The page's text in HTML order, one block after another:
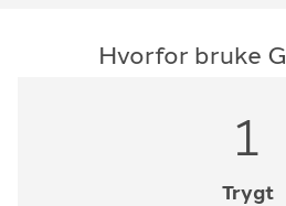
Hvorfor bruke
1
Trygt